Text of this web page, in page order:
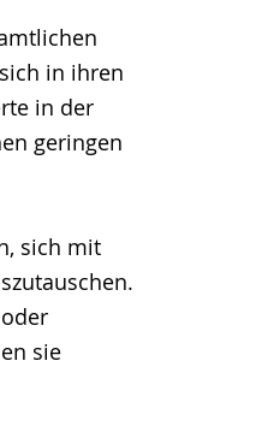
in ihren
in der
geringen
sich mit
sie